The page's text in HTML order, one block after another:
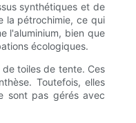
synthétiques et de
la pétrochimie, ce qui
l'aluminium, bien que
écologiques.
toiles de tente. Ces
Toutefois, elles
sont pas gérés avec